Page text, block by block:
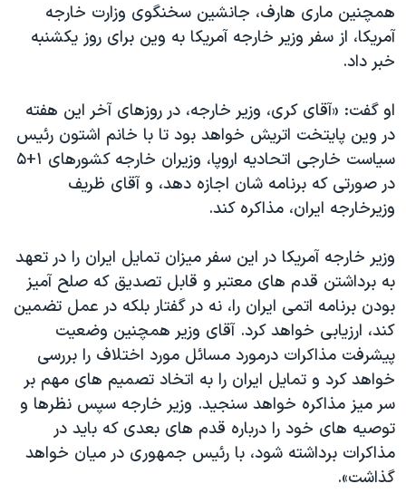
همچنین ماری هارف، جانشین سخنگوی وزارت خارجه
آمریکا، از سفر وزیر خارجه آمریکا به وین برای روز یکشنبه
خبر داد.
او گفت: «آقای کری، وزیر خارجه، در روزهای آخر این هفته
در وین پایتخت اتریش خواهد بود تا با خانم اشتون رئیس
سیاست خارجی اتحادیه اروپا، وزیران خارجه کشورهای ۱+۵
در صورتی که برنامه شان اجازه دهد، و آقای ظریف
وزیرخارجه ایران، مذاکره کند.
وزیر خارجه آمریکا در این سفر میزان تمایل ایران را در تعهد
به برداشتن قدم های معتبر و قابل تصدیق که صلح آمیز
بودن برنامه اتمی ایران را، نه در گفتار بلکه در عمل تضمین
کند، ارزیابی خواهد کرد. آقای وزیر همچنین وضعیت
پیشرفت مذاکرات درمورد مسائل مورد اختلاف را بررسی
خواهد کرد و تمایل ایران را به اتخاد تصمیم های مهم بر
سر میز مذاکره خواهد سنجید. وزیر خارجه سپس نظرها و
توصیه های خود را درباره قدم های بعدی که باید در
مذاکرات برداشته شود، با رئیس جمهوری در میان خواهد
گذاشت».